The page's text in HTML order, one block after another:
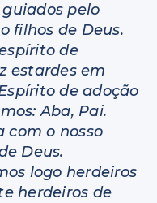
guiados pelo
filhos de Deus.
de
estardes em
de adoção
Aba, Pai.
com o nosso
Deus.
logo herdeiros
herdeiros de